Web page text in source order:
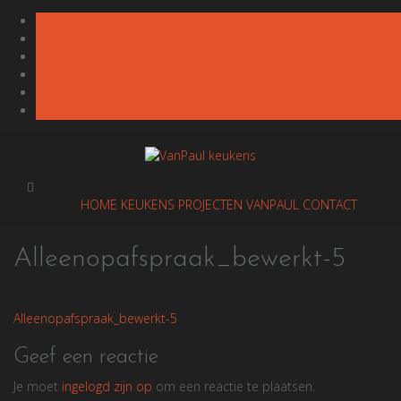
HOME KEUKENS PROJECTEN VANPAUL CONTACT
Alleenopafspraak_bewerkt-5
Bericht
navigatie
Alleenopafspraak_bewerkt-5
Geef een reactie
Je moet ingelogd zijn op om een reactie te plaatsen.